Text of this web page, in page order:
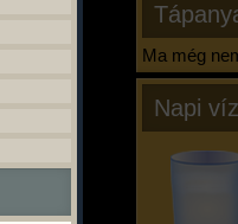
Ma még
Napi